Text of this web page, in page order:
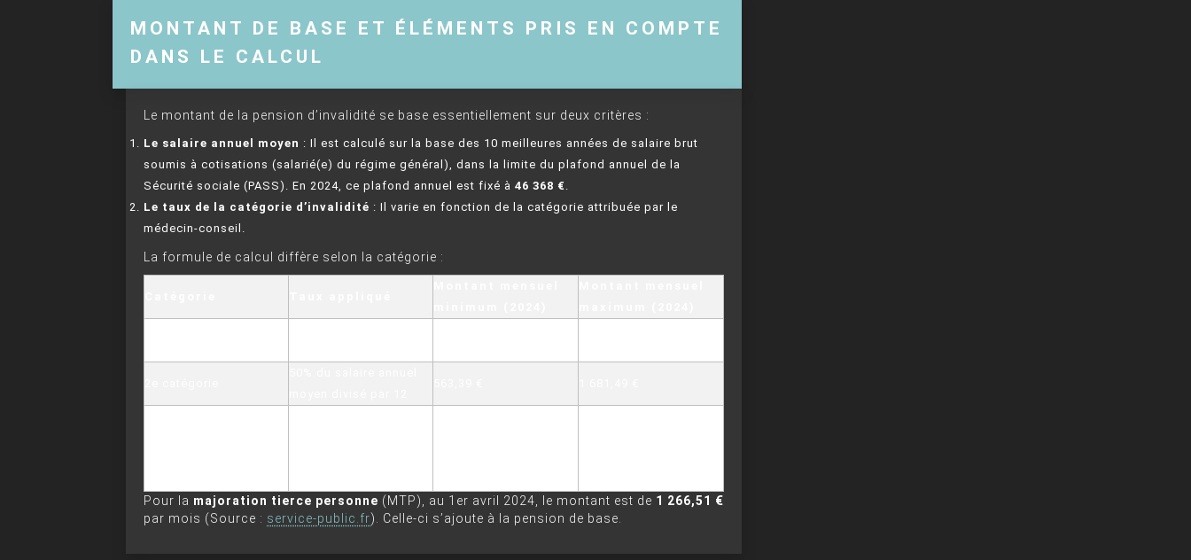
MONTANT DE BASE ET ÉLÉMENTS PRIS EN COMPTE
DANS LE CALCUL
Le montant de la pension d’invalidité se base essentiellement sur deux critères :
Le salaire annuel moyen : Il est calculé sur la base des 10 meilleures années de salaire brut
soumis à cotisations (salarié(e) du régime général), dans la limite du plafond annuel de la
Sécurité sociale (PASS). En 2024, ce plafond annuel est fixé à 46 368 €
Le taux de la catégorie d’invalidité : Il varie en fonction de la catégorie attribuée par le
médecin-conseil.
La formule de calcul diffère selon la catégorie :
Pour la majoration tierce personne (MTP), au 1er avril 2024, le montant est de 1 266,51 €
par mois (Source : service-public.fr). Celle-ci s’ajoute à la pension de base.